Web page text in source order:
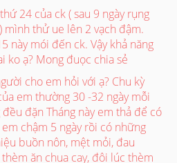
24 của ck ( sau 9 ngày rụng
mình thử ue lên 2 vạch đậm.
này mói đến ck. Vậy khả năng
ko ạ? Mong đuọc chia sẻ
cho em hỏi với ạ? Chu kỳ
em thường 30 -32 ngày mỗi
đặn Tháng này em thả để có
em chậm 5 ngày rồi có những
buồn nôn, mệt mỏi, đau
thèm ăn chua cay, đôi lúc thèm